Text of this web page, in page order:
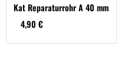
Kat Reparaturrohr A 40 mm
4,90 €